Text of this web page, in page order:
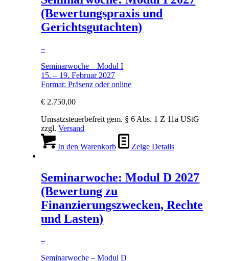
(Bewertungspraxis und
Gerichtsgutachten)
–
Seminarwoche – Modul I
15. – 19. Februar 2027
Format: Präsenz oder online
€ 2.750,00
Umsatzsteuerbefreit gem. § 6 Abs. 1 Z 11a UStG
zzgl.Versand
In den Warenkorb Zeige Details
Seminarwoche: Modul D 2027
(Bewertung zu
Finanzierungszwecken, Rechte
und Lasten)
–
Seminarwoche – Modul D